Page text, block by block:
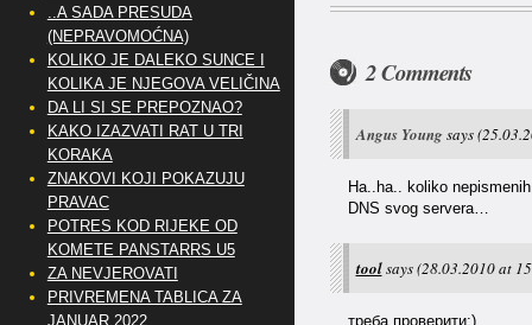
2 Comments
Angus Youngsays
Ha..ha.. koliko
DNS svog servera…
toolsays(28.03.2010 at
треба проверити:)
..A SADA PRESUDA
(NEPRAVOMOĆNA)
KOLIKO JE DALEKO SUNCE I
KOLIKA JE NJEGOVA VELIČINA
DA LI SI SE PREPOZNAO?
KAKO IZAZVATI RAT U TRI
KORAKA
ZNAKOVI KOJI POKAZUJU
PRAVAC
POTRES KOD RIJEKE OD
KOMETE PANSTARRS U5
ZA NEVJEROVATI
PRIVREMENA TABLICA ZA
JANUAR 2022